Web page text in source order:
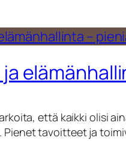
että kaikki olisi
Pienet tavoitteet ja